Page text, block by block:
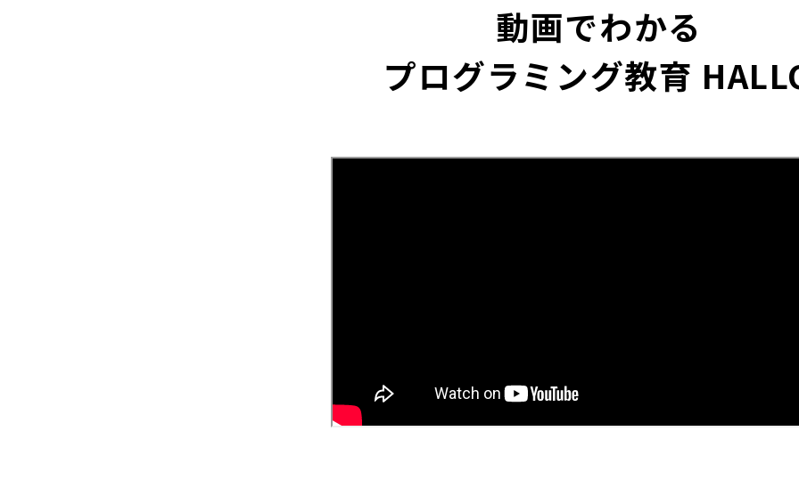
動画でわかる
プログラミング教育